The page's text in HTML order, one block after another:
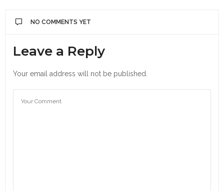
NO COMMENTS YET
Leave a Reply
Your email address will not be published.